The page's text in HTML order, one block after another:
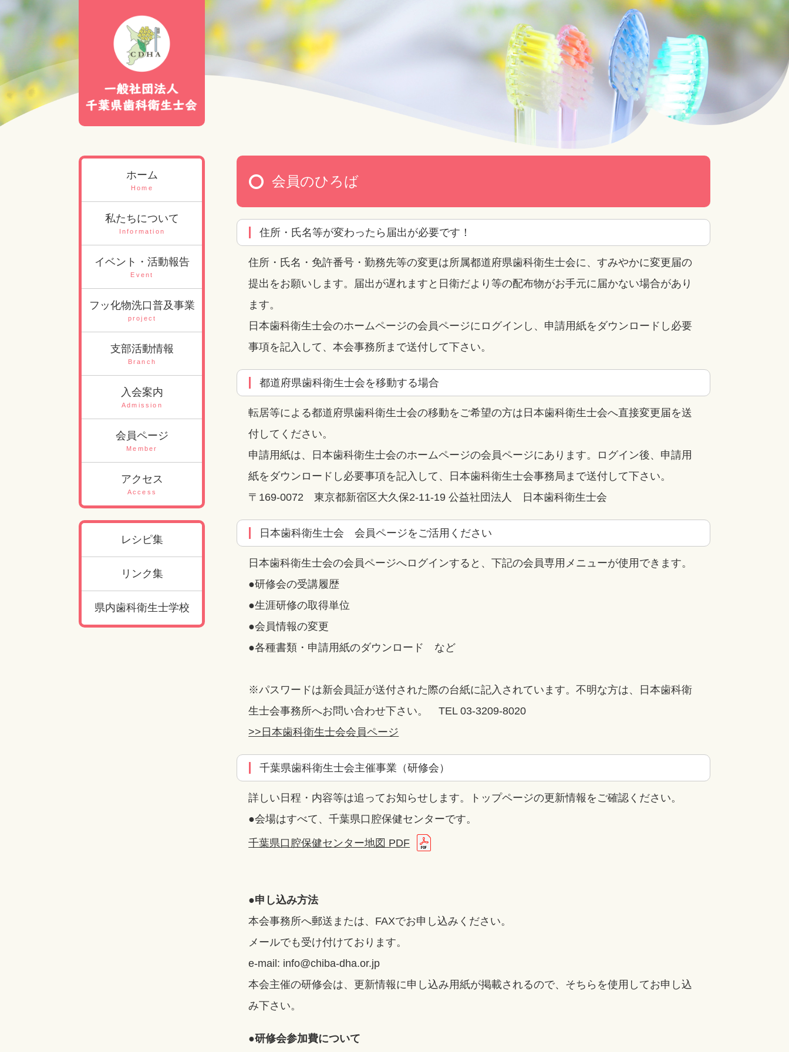
会員のひろば
住所・氏名等が変わったら届出が必要です！
住所・氏名・免許番号・勤務先等の変更は所属都道府県歯科衛生士会に、すみやかに変更届の
提出をお願いします。届出が遅れますと日衛だより等の配布物がお手元に届かない場合があり
ます。
日本歯科衛生士会のホームページの会員ページにログインし、申請用紙をダウンロードし必要
事項を記入して、本会事務所まで送付して下さい。
都道府県歯科衛生士会を移動する場合
転居等による都道府県歯科衛生士会の移動をご希望の方は日本歯科衛生士会へ直接変更届を送
付してください。
申請用紙は、日本歯科衛生士会のホームページの会員ページにあります。ログイン後、申請用
紙をダウンロードし必要事項を記入して、日本歯科衛生士会事務局まで送付して下さい。
〒169-0072 東京都新宿区大久保2-11-19 公益社団法人 日本歯科衛生士会
日本歯科衛生士会 会員ページをご活用ください
日本歯科衛生士会の会員ページへログインすると、下記の会員専用メニューが使用できます。
●研修会の受講履歴
●生涯研修の取得単位
●会員情報の変更
●各種書類・申請用紙のダウンロード など
※パスワードは新会員証が送付された際の台紙に記入されています。不明な方は、日本歯科衛
生士会事務所へお問い合わせ下さい。 TEL 03-3209-8020
>>日本歯科衛生士会会員ページ
千葉県歯科衛生士会主催事業（研修会）
詳しい日程・内容等は追ってお知らせします。トップページの更新情報をご確認ください。
●会場はすべて、千葉県口腔保健センターです。
千葉県口腔保健センター地図 PDF
●申し込み方法
本会事務所へ郵送または、FAXでお申し込みください。
メールでも受け付けております。
e-mail: info@chiba-dha.or.jp
本会主催の研修会は、更新情報に申し込み用紙が掲載されるので、そちらを使用してお申し込
み下さい。
●研修会参加費について
ホーム
Home
私たちについて
Information
イベント・活動報告
Event
フッ化物洗口普及事業
project
支部活動情報
Branch
入会案内
Admission
会員ページ
Member
アクセス
Access
レシピ集
リンク集
県内歯科衛生士学校